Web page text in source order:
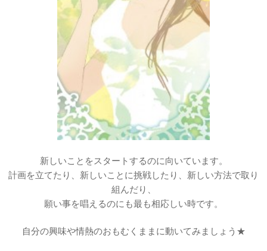
新しいことをスタートするのに向いています。
計画を立てたり、新しいことに挑戦したり、新しい方法で取り
組んだり、
願い事を唱えるのにも最も相応しい時です。
自分の興味や情熱のおもむくままに動いてみましょう★